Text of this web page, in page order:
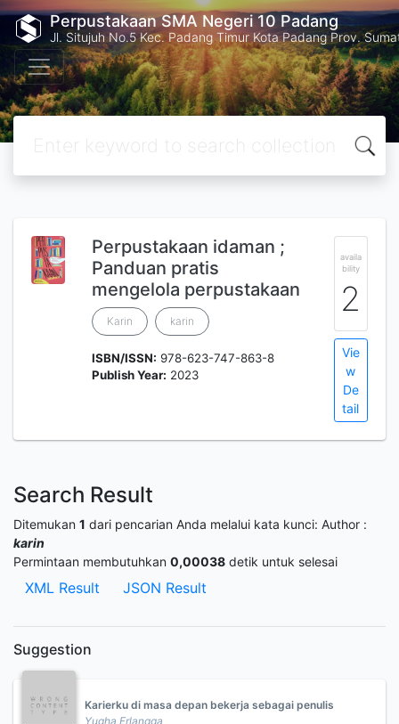
Perpustakaan SMA Negeri 10 Padang
Jl. Situjuh No.5 Kec. Padang Timur Kota Padang Prov.
Perpustakaan idaman ;
Panduan pratis
mengelola perpustakaan
Karin karin
ISBN/ISSN: 978-623-747-863-8
Publish Year: 2023
availa
bility
2
Vie
w
De
tail
Search Result
Ditemukan 1 dari pencarian Anda melalui kata kunci: Author :
karin
Permintaan membutuhkan 0,00038 detik untuk selesai
XML Result JSON Result
Suggestion
Karierku di masa depan bekerja sebagai penulis
Yugha Erlangga